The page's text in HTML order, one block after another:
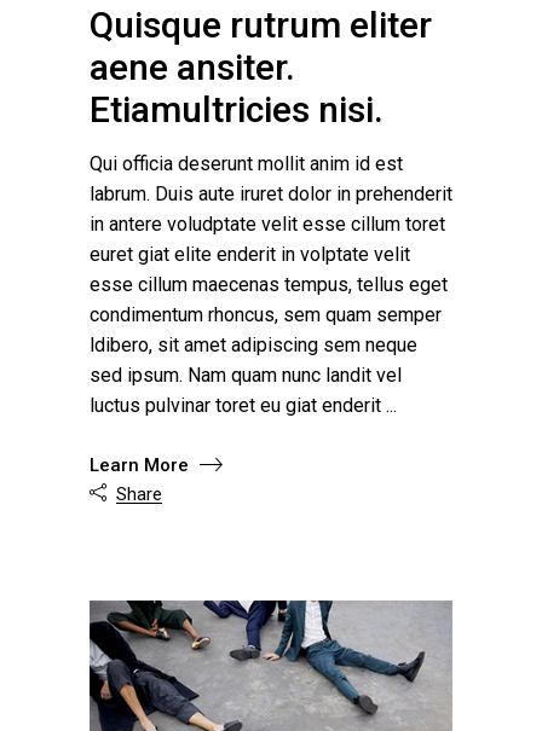
Quisque rutrum eliter
aene ansiter.
Etiamultricies nisi.
Qui officia deserunt mollit anim id est
labrum. Duis aute iruret dolor in prehenderit
in antere voludptate velit esse cillum toret
euret giat elite enderit in volptate velit
esse cillum maecenas tempus, tellus eget
condimentum rhoncus, sem quam semper
ldibero, sit amet adipiscing sem neque
sed ipsum. Nam quam nunc landit vel
luctus pulvinar toret eu giat enderit
Learn More
 Share